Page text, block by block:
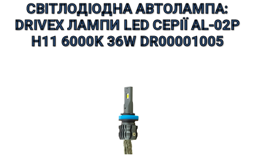
СВІТЛОДІОДНА АВТОЛАМПА:
DRIVEX ЛАМПИ LED СЕРІЇ AL-02P
H11 6000K 36W DR00001005